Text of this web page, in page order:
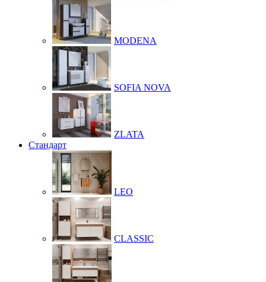
MODENA
SOFIA NOVA
ZLATA
Стандарт
LEO
CLASSIC